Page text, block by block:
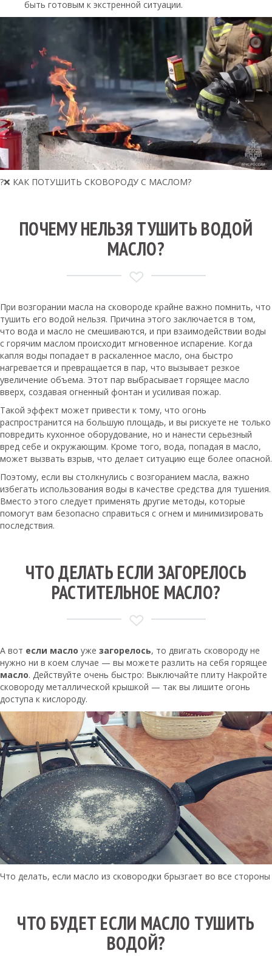
быть готовым к экстренной ситуации.
?❌ КАК ПОТУШИТЬ СКОВОРОДУ С МАСЛОМ?
ПОЧЕМУ НЕЛЬЗЯ ТУШИТЬ ВОДОЙ
МАСЛО?
При возгорании масла на сковороде крайне важно помнить, что
тушить его водой нельзя. Причина этого заключается в том,
что вода и масло не смешиваются, и при взаимодействии воды
с горячим маслом происходит мгновенное испарение. Когда
капля воды попадает в раскаленное масло, она быстро
нагревается и превращается в пар, что вызывает резкое
увеличение объема. Этот пар выбрасывает горящее масло
вверх, создавая огненный фонтан и усиливая пожар.
Такой эффект может привести к тому, что огонь
распространится на большую площадь, и вы рискуете не только
повредить кухонное оборудование, но и нанести серьезный
вред себе и окружающим. Кроме того, вода, попадая в масло,
может вызвать взрыв, что делает ситуацию еще более опасной.
Поэтому, если вы столкнулись с возгоранием масла, важно
избегать использования воды в качестве средства для тушения.
Вместо этого следует применять другие методы, которые
помогут вам безопасно справиться с огнем и минимизировать
последствия.
ЧТО ДЕЛАТЬ ЕСЛИ ЗАГОРЕЛОСЬ
РАСТИТЕЛЬНОЕ МАСЛО?
А вот если масло уже загорелось, то двигать сковороду не
нужно ни в коем случае — вы можете разлить на себя горящее
масло. Действуйте очень быстро: Выключайте плиту Накройте
сковороду металлической крышкой — так вы лишите огонь
доступа к кислороду.
Что делать, если масло из сковородки брызгает во все стороны
ЧТО БУДЕТ ЕСЛИ МАСЛО ТУШИТЬ
ВОДОЙ?